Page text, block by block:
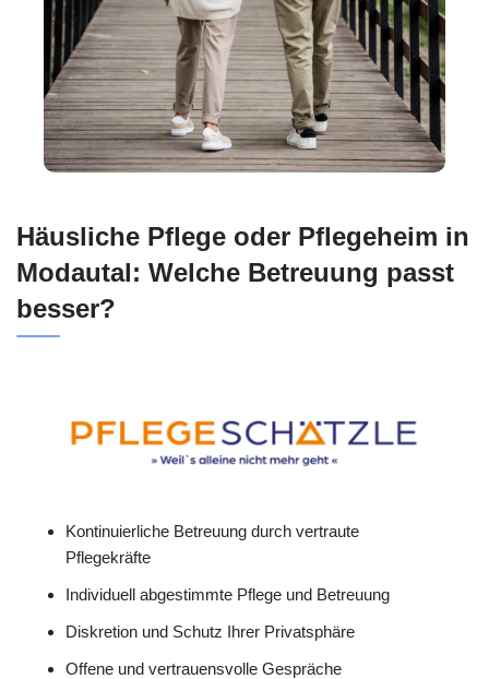
Häusliche Pflege oder Pflegeheim in
Modautal: Welche Betreuung passt
besser?
Kontinuierliche Betreuung durch vertraute
Pflegekräfte
Individuell abgestimmte Pflege und Betreuung
Diskretion und Schutz Ihrer Privatsphäre
Offene und vertrauensvolle Gespräche